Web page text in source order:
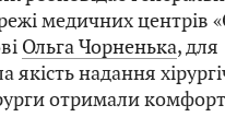
медичних центрів
Ольга Чорненька, для
якість надання
отримали